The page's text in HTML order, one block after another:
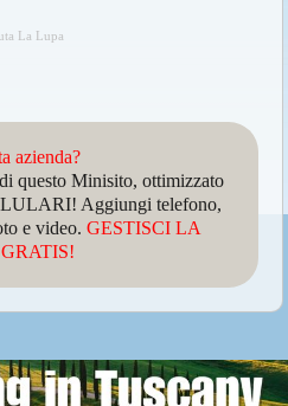
La Lupa
azienda?
questo Minisito, ottimizzato
Aggiungi telefono,
e video.GESTISCI LA